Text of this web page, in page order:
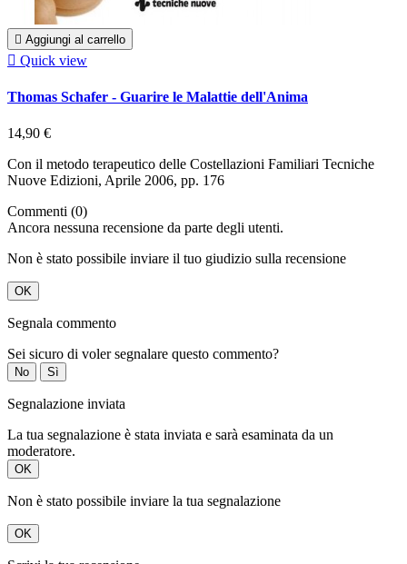
 Aggiungi al carrello
 Quick view
Thomas Schafer - Guarire le Malattie dell'Anima
14,90 €
Con il metodo terapeutico delle Costellazioni Familiari Tecniche
Nuove Edizioni, Aprile 2006, pp. 176
Commenti (0)
Ancora nessuna recensione da parte degli utenti.
Non è stato possibile inviare il tuo giudizio sulla recensione
OK
Segnala commento
Sei sicuro di voler segnalare questo commento?
No Sì
Segnalazione inviata
La tua segnalazione è stata inviata e sarà esaminata da un
moderatore.
OK
Non è stato possibile inviare la tua segnalazione
OK